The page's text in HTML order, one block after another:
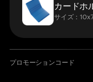
カードホ
サイズ：
プロモーションコード